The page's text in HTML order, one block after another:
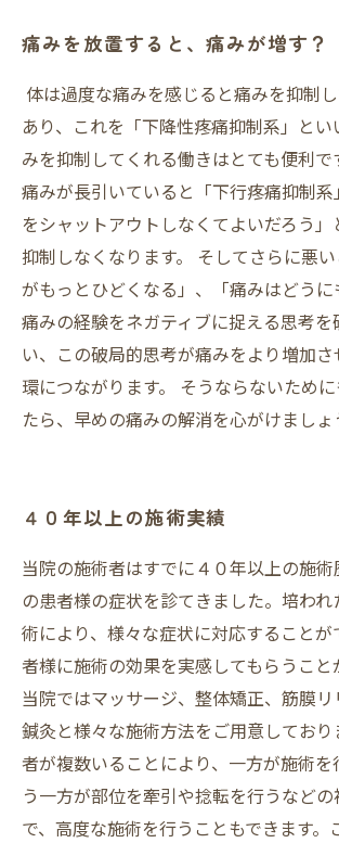
痛みを放置すると、痛みが増す？
体は過度な痛みを感じると痛みを抑制
あり、これを「下降性疼痛抑制系」とい
みを抑制してくれる働きはとても便利
痛みが長引いていると「下行疼痛抑制
をシャットアウトしなくてよいだろう」
抑制しなくなります。 そしてさらに悪
がもっとひどくなる」、「痛みはどうに
痛みの経験をネガティブに捉える思考
い、この破局的思考が痛みをより増加
環につながります。 そうならないため
たら、早めの痛みの解消を心がけましょ
４０年以上の施術実績
当院の施術者はすでに４０年以上の施術
の患者様の症状を診てきました。培わ
術により、様々な症状に対応すること
者様に施術の効果を実感してもらうこと
当院ではマッサージ、整体矯正、筋膜リ
鍼灸と様々な施術方法をご用意しており
者が複数いることにより、一方が施術を
う一方が部位を牽引や捻転を行うなど
で、高度な施術を行うこともできます。